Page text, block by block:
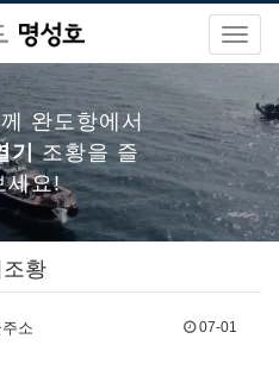
완도항에서
기조황을 즐
세요!
완도항에서
기
황
주소 07-01